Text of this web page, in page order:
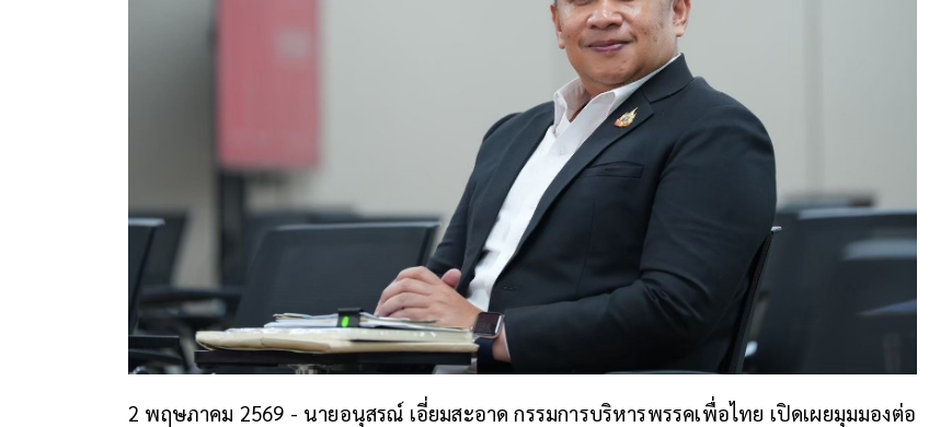
2 พฤษภาคม 2569 - นายอนุสรณ์ เอี่ยมสะอาด กรรมการบริหารพรรคเพื่อไทย เปิดเผยมุมมองต่อ